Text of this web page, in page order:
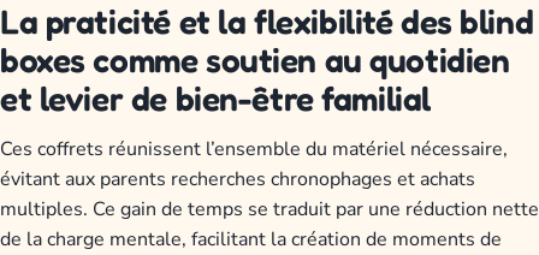
La praticité et la flexibilité des blind
boxes comme soutien au quotidien
et levier de bien-être familial
Ces coffrets réunissent l’ensemble du matériel nécessaire,
évitant aux parents recherches chronophages et achats
multiples. Ce gain de temps se traduit par une réduction nette
de la charge mentale, facilitant la création de moments de